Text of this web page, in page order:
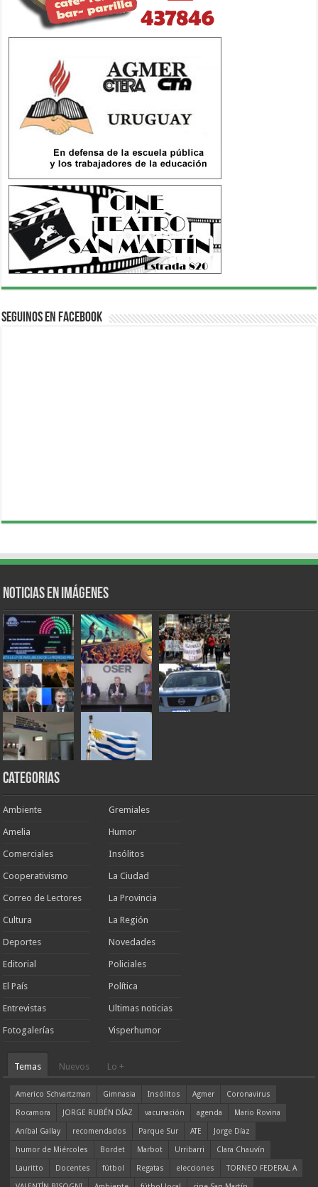
Seguinos en Facebook
Noticias en Imágenes
Categorias
Ambiente
Amelia
Comerciales
Cooperativismo
Correo de Lectores
Cultura
Deportes
Editorial
El País
Entrevistas
Fotogalerías
Gremiales
Humor
Insólitos
La Ciudad
La Provincia
La Región
Novedades
Policiales
Política
Ultimas noticias
Visperhumor
Temas Nuevos Lo +
Americo Schvartzman Gimnasia Insólitos Agmer
Coronavirus
Rocamora
JORGE RUBÉN DÍAZ vacunación agenda
Mario Rovina
Aníbal Gallay
recomendados Parque Sur ATE
Jorge Díaz
humor de Miércoles
Bordet Marbot Urribarri
Clara Chauvín
Lauritto
Docentes fútbol Regatas elecciones
TORNEO FEDERAL A